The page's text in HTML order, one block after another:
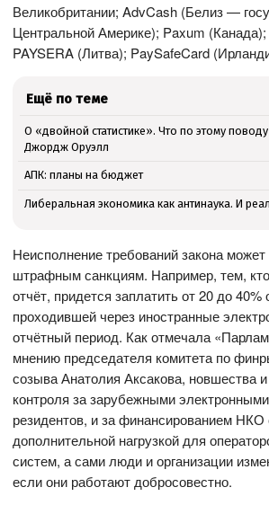
Великобритании; AdvCash (Белиз —
Центральной Америке); Paxum
PAYSERA (Литва); PaySafeCard
Ещё по теме
О «двойной статистике». Что по этому
Джордж Оруэлл
АПК: планы на бюджет
Либеральная экономика как антинаука. И
Неисполнение требований закона может
штрафным санкциям. Например, тем,
отчёт, придется заплатить от 20 до
проходившей через иностранные
отчётный период. Как отмечала
мнению председателя комитета по
созыва Анатолия Аксакова, новшества
контроля за зарубежными
резидентов, и за финансированием НКО
дополнительной нагрузкой для
систем, а сами люди и организации
если они работают добросовестно.